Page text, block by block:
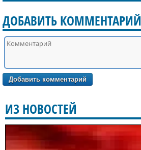
ДОБАВИТЬ КОММЕНТАРИЙ
ИЗ НОВОСТЕЙ